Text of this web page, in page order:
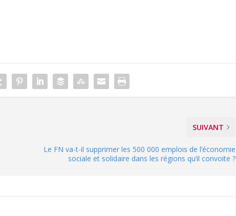
SUIVANT
Le FN va-t-il supprimer les 500 000 emplois de l’économie
sociale et solidaire dans les régions qu’il convoite ?